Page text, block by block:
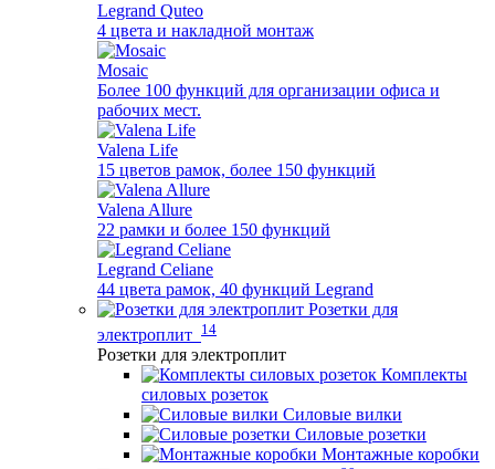
Legrand Quteo
4 цвета и накладной монтаж
Mosaic
Более 100 функций для организации офиса и
рабочих мест.
Valena Life
15 цветов рамок, более 150 функций
Valena Allure
22 рамки и более 150 функций
Legrand Celiane
44 цвета рамок, 40 функций Legrand
Розетки для
электроплит 14
Розетки для электроплит
Комплекты
силовых розеток
Силовые вилки
Силовые розетки
Монтажные коробки